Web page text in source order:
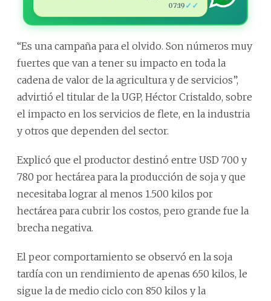
07:19 ✓✓
“Es una campaña para el olvido. Son números muy
fuertes que van a tener su impacto en toda la
cadena de valor de la agricultura y de servicios”,
advirtió el titular de la UGP, Héctor Cristaldo, sobre
el impacto en los servicios de flete, en la industria
y otros que dependen del sector.
Explicó que el productor destinó entre USD 700 y
780 por hectárea para la producción de soja y que
necesitaba lograr al menos 1.500 kilos por
hectárea para cubrir los costos, pero grande fue la
brecha negativa.
El peor comportamiento se observó en la soja
tardía con un rendimiento de apenas 650 kilos, le
sigue la de medio ciclo con 850 kilos y la